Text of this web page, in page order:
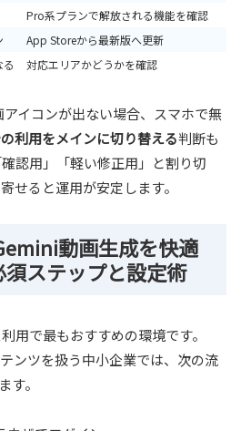
Pro系プランで解放される機能を確認
App Storeから最新版へ更新
対応エリアかどうかを確認
イコンが出ない場合、スマホで無
利用をメインに切り替える判断も
認用」「軽い修正用」と割り切
せると運用が安定します。
動画生成を快適
ステップと設定術
用で最もおすすめの環境です。
ンツを扱う中小企業では、次の流
す。